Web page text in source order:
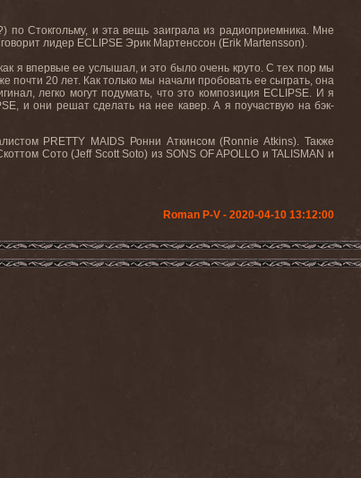
Стокгольму, и эта вещь заиграла из радиоприемника. Мне
лидер ECLIPSE Эрик Мартенссон (Erik Martensson).
я впервые ее услышал, и это было очень круто. С тех пор мы
почти 20 лет. Как только мы начали пробовать ее сыграть, она
легко могут подумать, что это композиция ECLIPSE. И я
и они решат сделать на нее кавер. А я поучаствую на бэк-
PRETTY MAIDS Ронни Аткинсом (Ronnie Atkins). Также
Сото (Jeff Scott Soto) из SONS OF APOLLO и TALISMAN и
Roman P-V - 2020-04-10 13:12:00